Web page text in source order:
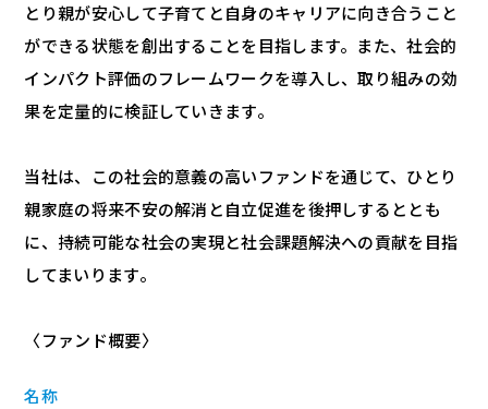
とり親が安心して子育てと自身のキャリアに向き合うこと
ができる状態を創出することを目指します。また、社会的
インパクト評価のフレームワークを導入し、取り組みの効
果を定量的に検証していきます。
当社は、この社会的意義の高いファンドを通じて、ひとり
親家庭の将来不安の解消と自立促進を後押しするととも
に、持続可能な社会の実現と社会課題解決への貢献を目指
してまいります。
〈ファンド概要〉
名称